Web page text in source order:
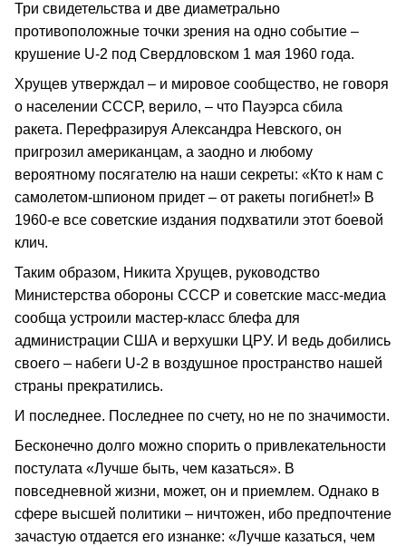
Три свидетельства и две диаметрально
противоположные точки зрения на одно событие –
крушение U-2 под Свердловском 1 мая 1960 года.
Хрущев утверждал – и мировое сообщество, не говоря
о населении СССР, верило, – что Пауэрса сбила
ракета. Перефразируя Александра Невского, он
пригрозил американцам, а заодно и любому
вероятному посягателю на наши секреты: «Кто к нам с
самолетом-шпионом придет – от ракеты погибнет!» В
1960-е все советские издания подхватили этот боевой
клич.
Таким образом, Никита Хрущев, руководство
Министерства обороны СССР и советские масс-медиа
сообща устроили мастер-класс блефа для
администрации США и верхушки ЦРУ. И ведь добились
своего – набеги U-2 в воздушное пространство нашей
страны прекратились.
И последнее. Последнее по счету, но не по значимости.
Бесконечно долго можно спорить о привлекательности
постулата «Лучше быть, чем казаться». В
повседневной жизни, может, он и приемлем. Однако в
сфере высшей политики – ничтожен, ибо предпочтение
зачастую отдается его изнанке: «Лучше казаться, чем